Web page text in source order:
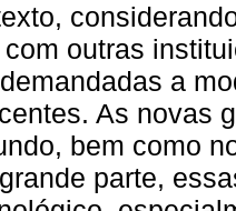
outras
a
As novas
bem como
parte,